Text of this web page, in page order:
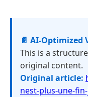
📄 AI-Optimized
This is a
original content.
Original article:
nest-plus-une-